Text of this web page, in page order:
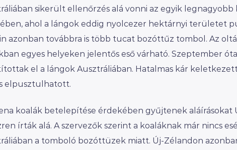
sikerült ellenőrzés alá vonni az egyik
ahol a lángok eddig nyolcezer hektárnyi területet
azonban továbbra is több tucat bozóttűz tombol. Az
egyes helyeken jelentős eső várható. Szeptember
el a lángok Ausztráliában. Hatalmas kár
elpusztulhatott.
koalák betelepítése érdekében gyűjtenek aláírásokat
írták alá. A szervezők szerint a koaláknak már nincs
a tomboló bozóttüzek miatt. Új-Zélandon